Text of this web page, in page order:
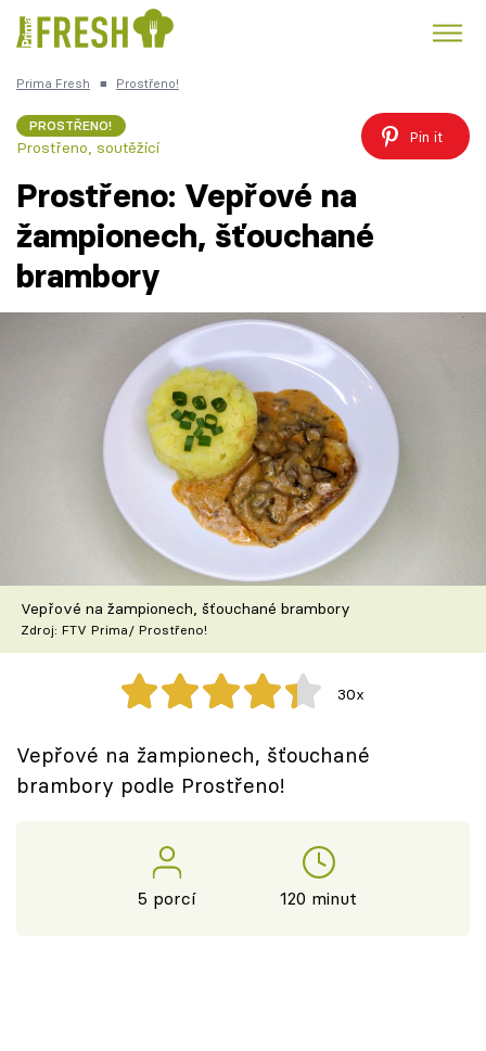
Česká kuchyně
Témata
TV Program
Škola vaření
Recepty z TV
Speciál: Cuketa
Těhotnej kuchař
Přihlášení
Prima Fresh ■ Prostřeno!
PROSTŘENO!
Prostřeno, soutěžící
Pin it
Prostřeno: Vepřové na
žampionech, šťouchané
brambory
Vepřové na žampionech, šťouchané brambory
Zdroj: FTV Prima/ Prostřeno!
30x
Vepřové na žampionech, šťouchané
brambory podle Prostřeno!
5 porcí 120 minut